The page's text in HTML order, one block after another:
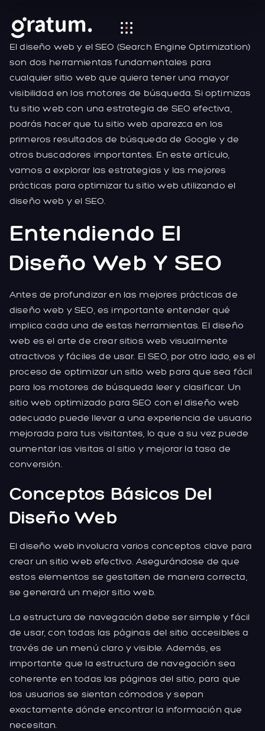
El diseño web y el SEO (Search Engine Optimization)
son dos herramientas fundamentales para
cualquier sitio web que quiera tener una mayor
visibilidad en los motores de búsqueda. Si optimizas
tu sitio web con una estrategia de SEO efectiva,
podrás hacer que tu sitio web aparezca en los
primeros resultados de búsqueda de Google y de
otros buscadores importantes. En este artículo,
vamos a explorar las estrategias y las mejores
prácticas para optimizar tu sitio web utilizando el
diseño web y el SEO.
Entendiendo El
Diseño Web Y SEO
Antes de profundizar en las mejores prácticas de
diseño web y SEO, es importante entender qué
implica cada una de estas herramientas. El diseño
web es el arte de crear sitios web visualmente
atractivos y fáciles de usar. El SEO, por otro lado, es el
proceso de optimizar un sitio web para que sea fácil
para los motores de búsqueda leer y clasificar. Un
sitio web optimizado para SEO con el diseño web
adecuado puede llevar a una experiencia de usuario
mejorada para tus visitantes, lo que a su vez puede
aumentar las visitas al sitio y mejorar la tasa de
conversión.
Conceptos Básicos Del
Diseño Web
El diseño web involucra varios conceptos clave para
crear un sitio web efectivo. Asegurándose de que
estos elementos se gestalten de manera correcta,
se generará un mejor sitio web.
La estructura de navegación debe ser simple y fácil
de usar, con todas las páginas del sitio accesibles a
través de un menú claro y visible. Además, es
importante que la estructura de navegación sea
coherente en todas las páginas del sitio, para que
los usuarios se sientan cómodos y sepan
exactamente dónde encontrar la información que
necesitan.